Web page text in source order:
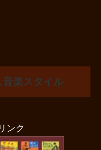
音楽スタイル
ンク